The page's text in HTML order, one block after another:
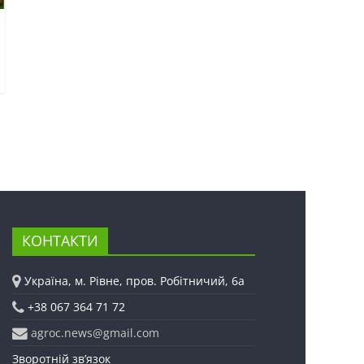
КОНТАКТИ
Україна, м. Рівне, пров. Робітничий, 6а
+38 067 364 71 72
agroc.news@gmail.com
Зворотній зв’язок